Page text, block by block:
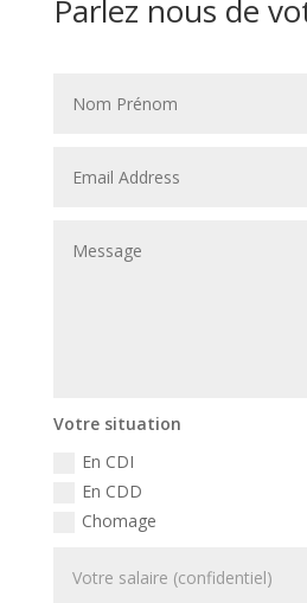
Parlez nous de
Votre situation
En CDI
En CDD
Chomage